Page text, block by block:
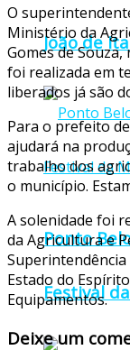
João de
Ponto
Festival
O
Ministério da
Gomes de
foi realizada em
liberados já são
Para o prefeito
ajudará na
trabalho dos
o município.
A solenidade foi
da Agricultura e
Estado do
Equipamentos.
Deixe um